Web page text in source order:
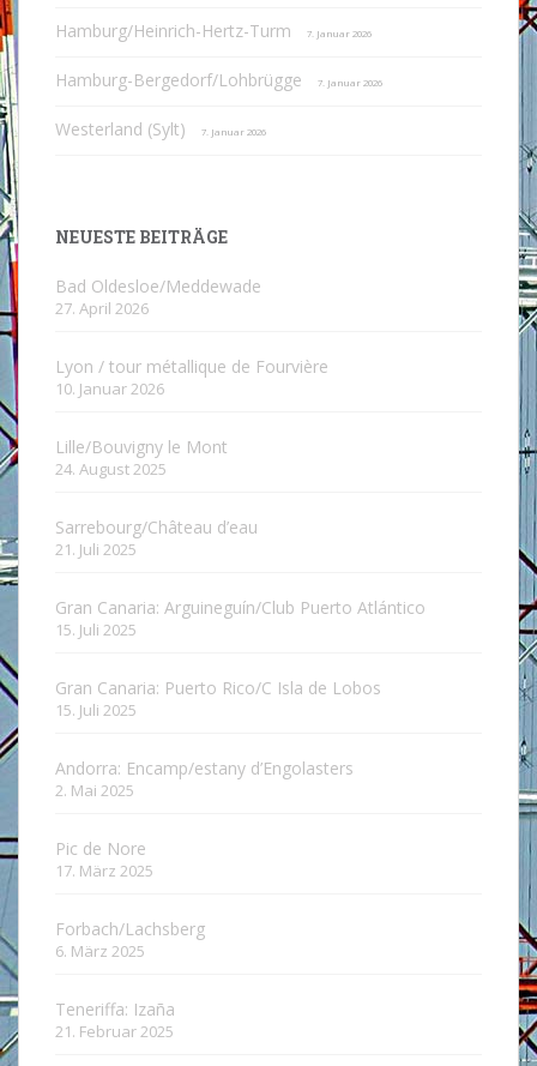
Hamburg/Heinrich-Hertz-Turm 7. Januar 2026
Hamburg-Bergedorf/Lohbrügge 7. Januar 2026
Westerland (Sylt) 7. Januar 2026
NEUESTE BEITRÄGE
Bad Oldesloe/Meddewade
27. April 2026
Lyon / tour métallique de Fourvière
10. Januar 2026
Lille/Bouvigny le Mont
24. August 2025
Sarrebourg/Château d’eau
21. Juli 2025
Gran Canaria: Arguineguín/Club Puerto Atlántico
15. Juli 2025
Gran Canaria: Puerto Rico/C Isla de Lobos
15. Juli 2025
Andorra: Encamp/estany d’Engolasters
2. Mai 2025
Pic de Nore
17. März 2025
Forbach/Lachsberg
6. März 2025
Teneriffa: Izaña
21. Februar 2025